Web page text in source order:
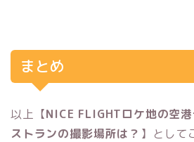
まとめ
以上【NICE FLIGHTロケ地の空
ストランの撮影場所は？ 】として